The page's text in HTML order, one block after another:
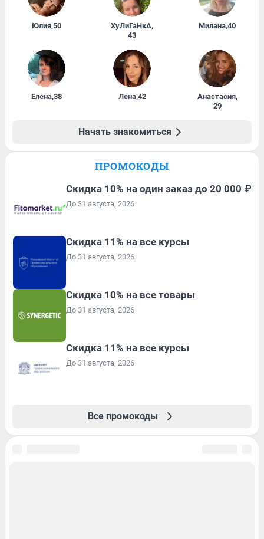
Юлия,50 ХуЛиГаНкА,
43
Милана,40
Елена,38 Лена,42 Анастасия,
29
Начать знакомиться
ПРОМОКОДЫ
Скидка 10% на один заказ до 20 000 ₽
До 31 августа, 2026
Скидка 11% на все курсы
До 31 августа, 2026
Скидка 10% на все товары
До 31 августа, 2026
Скидка 11% на все курсы
До 31 августа, 2026
Все промокоды